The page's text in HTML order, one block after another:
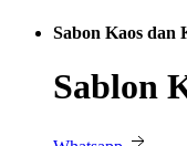
Sabon Kaos dan
Sablon